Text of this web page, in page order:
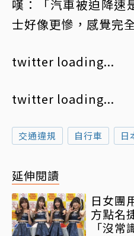
嘆：「汽車被迫降速
士好像更慘，感覺完
twitter loading...
twitter loading...
交通違規 自行車 日
延伸閱讀
日女團
方點名
「沒常